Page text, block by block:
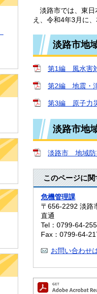
淡路市では、東日
え、令和4年3月に
淡路市
第1編 風水害
第2編 地震・
第3編 原子力
淡路市地
淡路市 地域防
このページに
危機管理課
〒656-2292 淡路
直通
Tel：0799-64-
Fax：0799-64-
お問い合わせ